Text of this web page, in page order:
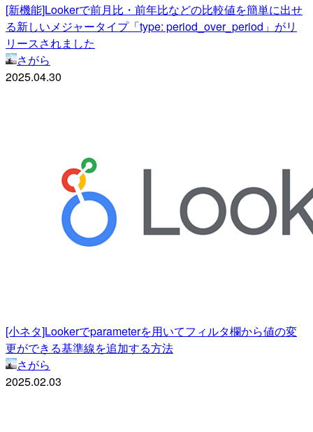
[新機能]Lookerで前月比・前年比などの比較値を簡単に出せ
る新しいメジャータイプ「type: period_over_period」がリ
リースされました
さがら
2025.04.30
[小ネタ]Lookerでparameterを用いてフィルタ欄から値の変
更ができる基準線を追加する方法
さがら
2025.02.03